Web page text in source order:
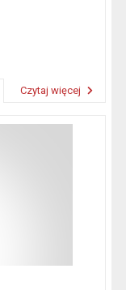
Czytaj więcej